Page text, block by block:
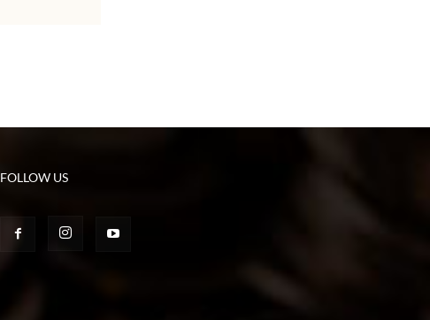
FOLLOW US